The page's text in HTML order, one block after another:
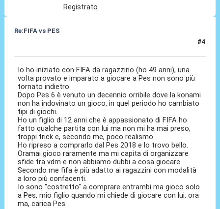
Registrato
Re:FIFA vs PES
#4
Io ho iniziato con FIFA da ragazzino (ho 49 anni), una
volta provato e imparato a giocare a Pes non sono più
tornato indietro.
Dopo Pes 6 è venuto un decennio orribile dove la konami
non ha indovinato un gioco, in quel periodo ho cambiato
tipi di giochi.
Ho un figlio di 12 anni che è appassionato di FIFA ho
fatto qualche partita con lui ma non mi ha mai preso,
troppi trick e, secondo me, poco realismo.
Ho ripreso a comprarlo dal Pes 2018 e lo trovo bello.
Oramai gioco raramente ma mi capita di organizzare
sfide tra vdm e non abbiamo dubbi a cosa giocare.
Secondo me fifa è più adatto ai ragazzini con modalità
a loro più confacenti.
Io sono "costretto" a comprare entrambi ma gioco solo
a Pes, mio figlio quando mi chiede di giocare con lui, ora
ma, carica Pes.